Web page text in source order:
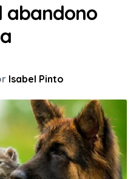
abandono
Isabel Pinto